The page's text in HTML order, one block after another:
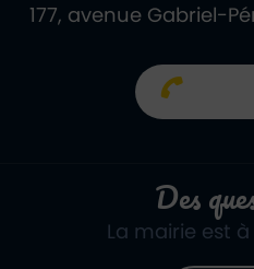
177, avenue Gabriel-
Des
La mairie est